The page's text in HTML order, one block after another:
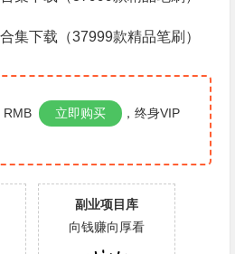
RMB 立即购买
，终身VIP
副业项目库
向钱赚向厚看